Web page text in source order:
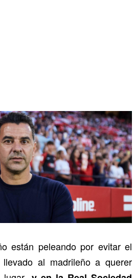
están peleando por evitar el
al madrileño a querer